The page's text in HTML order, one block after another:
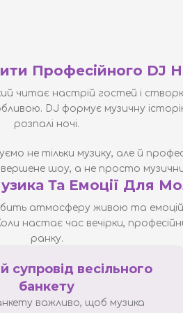
Професійного DJ
читає настрій гостей і
DJ формує музичну
розпалі ночі.
не тільки музику, але й
шоу, а не просто
Та Емоції Для
атмосферу живою та
настає час вечірки,
ранку.
супровід весільного
банкету
важливо, щоб музика